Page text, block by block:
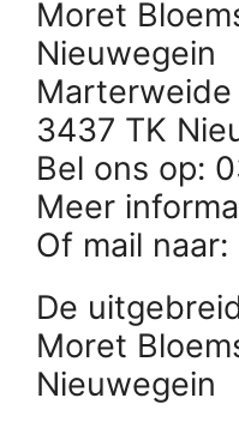
Moret
Nieuwegein
Marterweide
3437 TK
Bel ons op:
Meer
Of mail naar:
De
Moret
Nieuwegein